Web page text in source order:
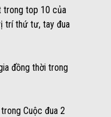
trong top 10 của
trí thứ tư, tay đua
đồng thời trong
Cuộc đua 2